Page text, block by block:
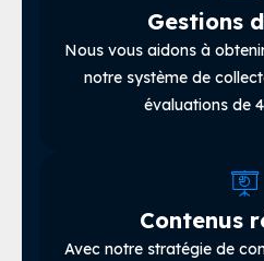
Gestions
Nous vous aidons à
notre système de
évaluations de
Contenus
Avec notre stratégie de